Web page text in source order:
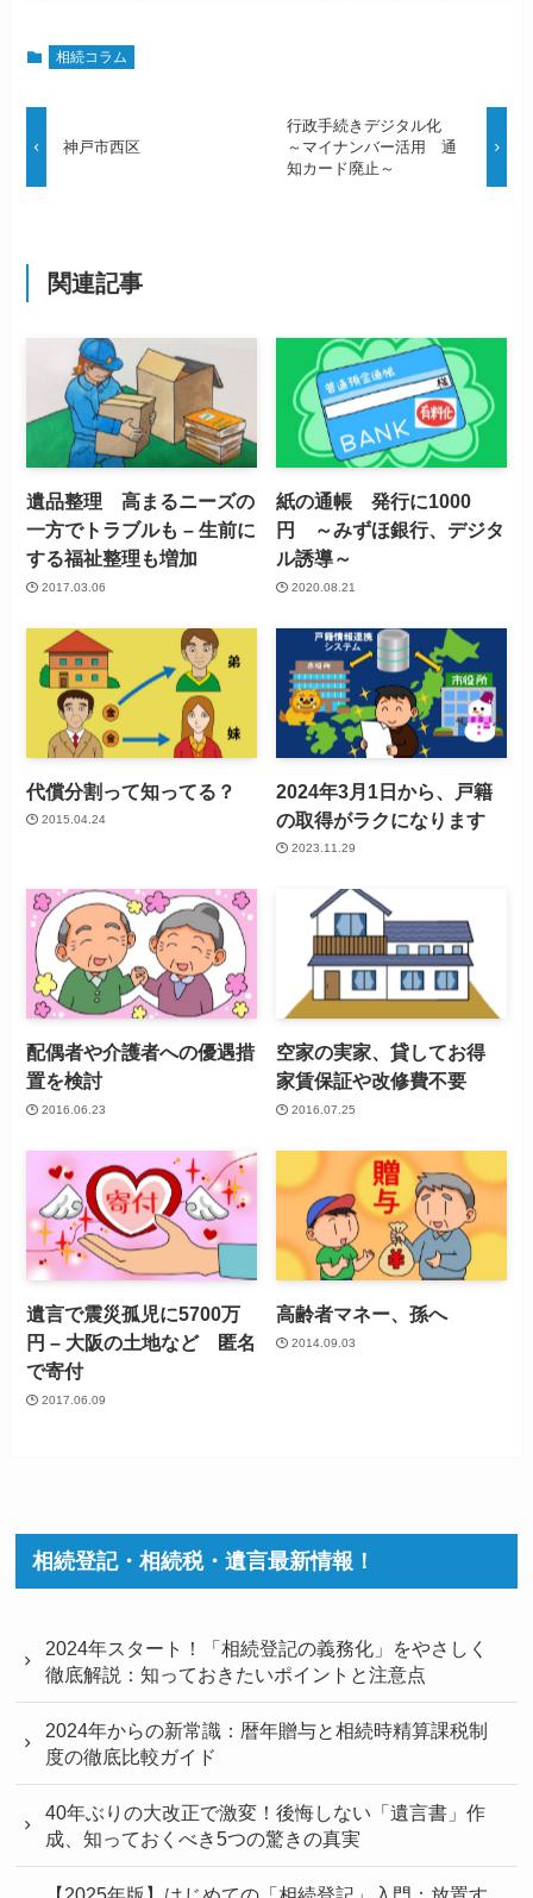
相続コラム
神戸市西区
行政手続きデジタル化
～マイナンバー活用 通
知カード廃止～
関連記事
遺品整理 高まるニーズの
一方でトラブルも – 生前に
する福祉整理も増加
2017.03.06
紙の通帳 発行に1000
円 ～みずほ銀行、デジタ
ル誘導～
2020.08.21
代償分割って知ってる？
2015.04.24
2024年3月1日から、戸籍
の取得がラクになります
2023.11.29
配偶者や介護者への優遇措
置を検討
2016.06.23
空家の実家、貸してお得
家賃保証や改修費不要
2016.07.25
遺言で震災孤児に5700万
円 – 大阪の土地など 匿名
で寄付
2017.06.09
高齢者マネー、孫へ
2014.09.03
相続登記・相続税・遺言最新情報！
2024年スタート！「相続登記の義務化」をやさしく
徹底解説：知っておきたいポイントと注意点
2024年からの新常識：暦年贈与と相続時精算課税制
度の徹底比較ガイド
40年ぶりの大改正で激変！後悔しない「遺言書」作
成、知っておくべき5つの驚きの真実